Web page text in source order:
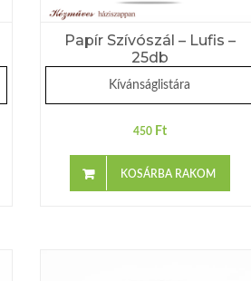
Papír Szívószál – Lufis –
25db
Kívánságlistára
450 Ft
KOSÁRBA RAKOM